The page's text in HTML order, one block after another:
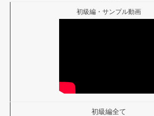
初級編・サンプル動画
初級編全て